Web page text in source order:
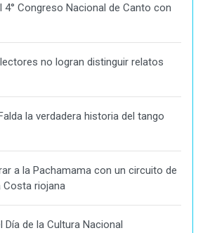
4° Congreso Nacional de Canto con
no logran distinguir relatos
la verdadera historia del tango
a la Pachamama con un circuito de
Costa riojana
Día de la Cultura Nacional